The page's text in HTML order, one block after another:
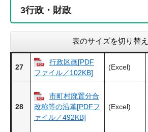
3行政・財政
表のサイズを切り替
27
行政区画[PDF
ファイル／102KB]
(Excel)
28
市町村廃置分合
改称等の沿革[PDFフ
ァイル／492KB]
(Excel)